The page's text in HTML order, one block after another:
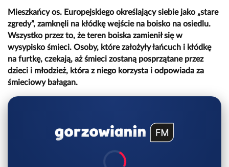
Mieszkańcy os. Europejskiego określający siebie jako „stare
zgredy”, zamknęli na kłódkę wejście na boisko na osiedlu.
Wszystko przez to, że teren boiska zamienił się w
wysypisko śmieci. Osoby, które założyły łańcuch i kłódkę
na furtkę, czekają, aż śmieci zostaną posprzątane przez
dzieci i młodzież, która z niego korzysta i odpowiada za
śmieciowy bałagan.